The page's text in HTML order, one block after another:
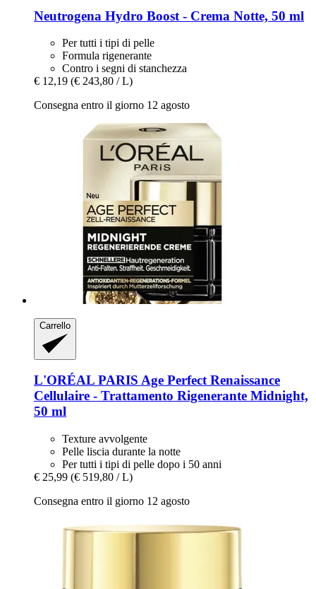
Neutrogena Hydro Boost -​ Crema Notte, 50 ml
Per tutti i tipi di pelle
Formula rigenerante
Contro i segni di stanchezza
€ 12,19 (€ 243,80 / L)
Consegna entro il giorno 12 agosto
Carrello
L'ORÉAL PARIS Age Perfect Renaissance
Cellulaire -​ Trattamento Rigenerante Midnight,
50 ml
Texture avvolgente
Pelle liscia durante la notte
Per tutti i tipi di pelle dopo i 50 anni
€ 25,99 (€ 519,80 / L)
Consegna entro il giorno 12 agosto